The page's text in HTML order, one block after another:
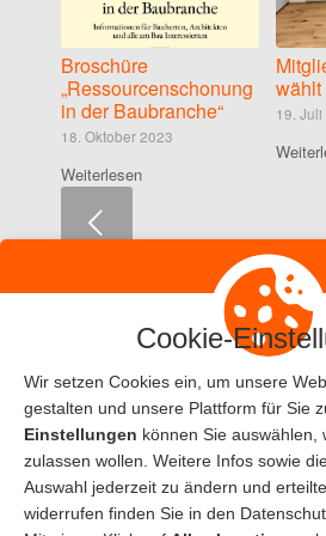
Broschüre
„Ressourcenschonung
in der Baubranche“
18. Oktober 2023
Weiterlesen
wählt
19. Juli
© Copyright
Cookie-
Wir setzen Cookies ein, um unsere
gestalten und unsere Plattform für Sie
Einstellungen können Sie auswählen,
zulassen wollen. Weitere Infos sowie
Auswahl jederzeit zu ändern und
widerrufen finden Sie in den